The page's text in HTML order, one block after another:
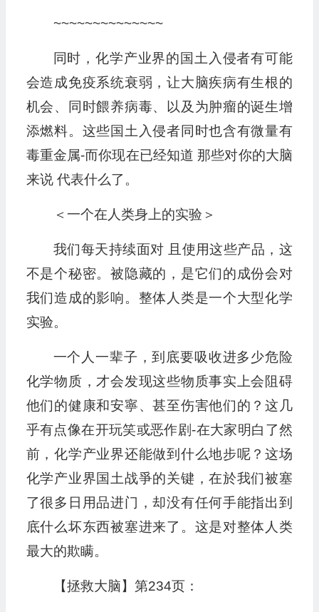
~~~~~~~~~~~~~~
同时，化学产业界的国土入侵者有可能
会造成免疫系统衰弱，让大脑疾病有生根的
机会、同时餵养病毒、以及为肿瘤的诞生增
添燃料。这些国土入侵者同时也含有微量有
毒重金属-而你现在已经知道 那些对你的大脑
来说 代表什么了。
＜一个在人类身上的实验＞
我们每天持续面对 且使用这些产品，这
不是个秘密。被隐藏的，是它们的成份会对
我们造成的影响。整体人类是一个大型化学
实验。
一个人一辈子，到底要吸收进多少危险
化学物质，才会发现这些物质事实上会阻碍
他们的健康和安寧、甚至伤害他们的？这几
乎有点像在开玩笑或恶作剧-在大家明白了然
前，化学产业界还能做到什么地步呢？这场
化学产业界国土战爭的关键，在於我们被塞
了很多日用品进门，却没有任何手能指出到
底什么坏东西被塞进来了。这是对整体人类
最大的欺瞒。
【拯救大脑】第234页：